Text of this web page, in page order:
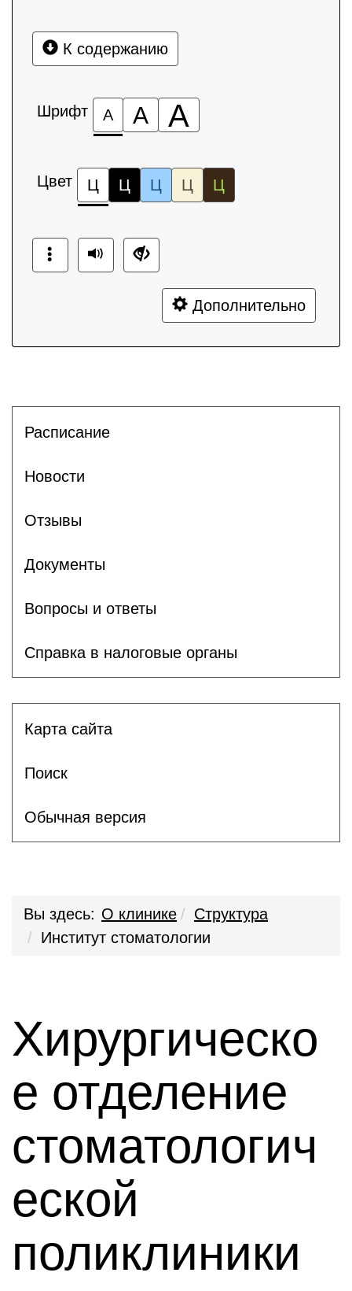
К содержанию
Шрифт А А А
Цвет Ц Ц Ц Ц Ц
Дополнительно
Расписание
Новости
Отзывы
Документы
Вопросы и ответы
Справка в налоговые органы
Карта сайта
Поиск
Обычная версия
Вы здесь: О клинике
Структура
Институт стоматологии
Хирургическо
е отделение
стоматологич
еской
поликлиники